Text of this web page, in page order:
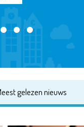
gelezen nieuws